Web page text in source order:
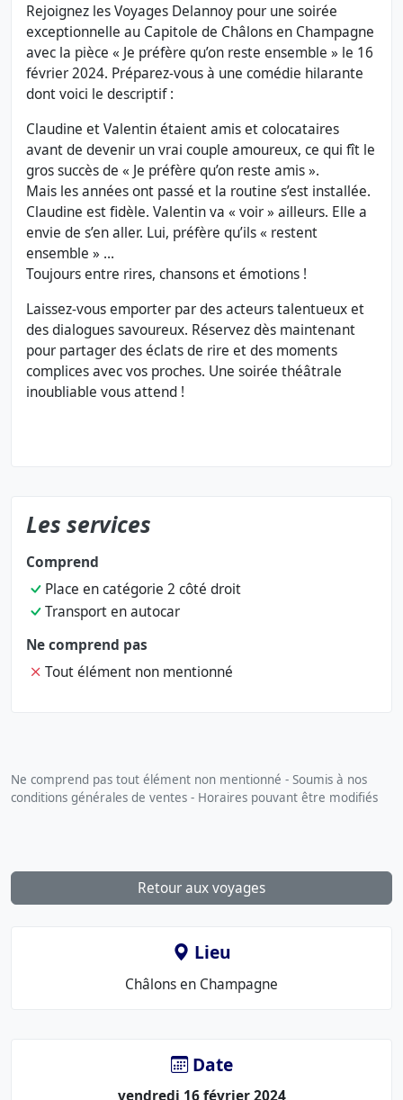
Rejoignez les Voyages Delannoy pour une soirée
exceptionnelle au Capitole de Châlons en Champagne
avec la pièce « Je préfère qu’on reste ensemble » le 16
février 2024. Préparez-vous à une comédie hilarante
dont voici le descriptif :
Claudine et Valentin étaient amis et colocataires
avant de devenir un vrai couple amoureux, ce qui fît le
gros succès de « Je préfère qu’on reste amis ».
Mais les années ont passé et la routine s’est installée.
Claudine est fidèle. Valentin va « voir » ailleurs. Elle a
envie de s’en aller. Lui, préfère qu’ils « restent
ensemble » …
Toujours entre rires, chansons et émotions !
Laissez-vous emporter par des acteurs talentueux et
des dialogues savoureux. Réservez dès maintenant
pour partager des éclats de rire et des moments
complices avec vos proches. Une soirée théâtrale
inoubliable vous attend !
Les services
Comprend
Place en catégorie 2 côté droit
Transport en autocar
Ne comprend pas
Tout élément non mentionné
Ne comprend pas tout élément non mentionné - Soumis à nos
conditions générales de ventes - Horaires pouvant être modifiés
Retour aux voyages
Lieu
Le
Châlons en Champagne
Date